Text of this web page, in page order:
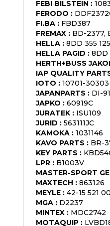
FEBI BILSTEIN :
FERODO :
FI.BA : FBD387
FREMAX : BD-2377,
HELLA : 8DD 355
HELLA PAGID : 8DD
HERTH+BUSS
IAP QUALITY
IOTO : 10701-30303
JAPANPARTS : DI-
JAPKO : 60919C
JURATEK : ISU109
JURID : 563111JC
KAMOKA : 1031146
KAVO PARTS : BR-
KEY PARTS :
LPR : B1003V
MASTER-SPORT
MAXTECH : 863126
MEYLE : 42-15 521
MGA : D2237
MINTEX : MDC2742
MOTAQUIP :